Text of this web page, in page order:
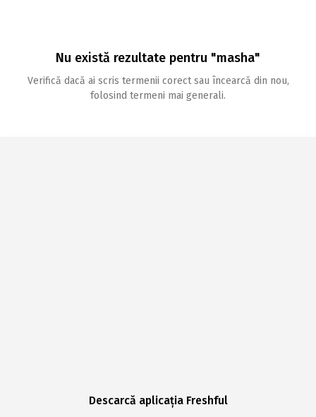
Nu există rezultate pentru "masha"
Verifică dacă ai scris termenii corect sau încearcă din nou,
folosind termeni mai generali.
Descarcă aplicația Freshful